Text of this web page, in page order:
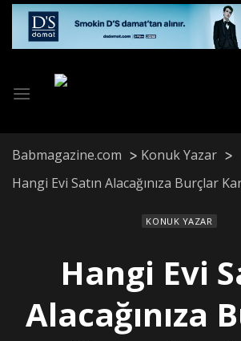
Skip
content
Babmagazine.com
Konuk Yazar
Hangi Evi Satın Alacağınıza Burçlar
KONUK YAZAR
Hangi Evi
Alacağınıza